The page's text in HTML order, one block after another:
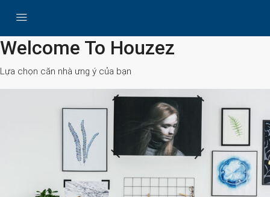
Search
Welcome To Houzez
Lựa chọn căn nhà ưng ý của bạn